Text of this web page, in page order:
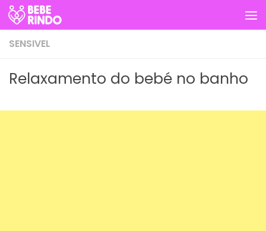
Skip to content
SENSIVEL
Relaxamento do bebé no banho